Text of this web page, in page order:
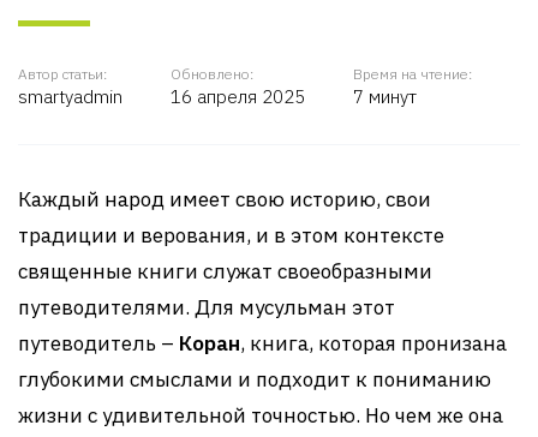
Автор статьи:
smartyadmin
Обновлено:
16 апреля 2025
Время на чтение:
7 минут
Каждый народ имеет свою историю, свои
традиции и верования, и в этом контексте
священные книги служат своеобразными
путеводителями. Для мусульман этот
путеводитель – Коран, книга, которая пронизана
глубокими смыслами и подходит к пониманию
жизни с удивительной точностью. Но чем же она